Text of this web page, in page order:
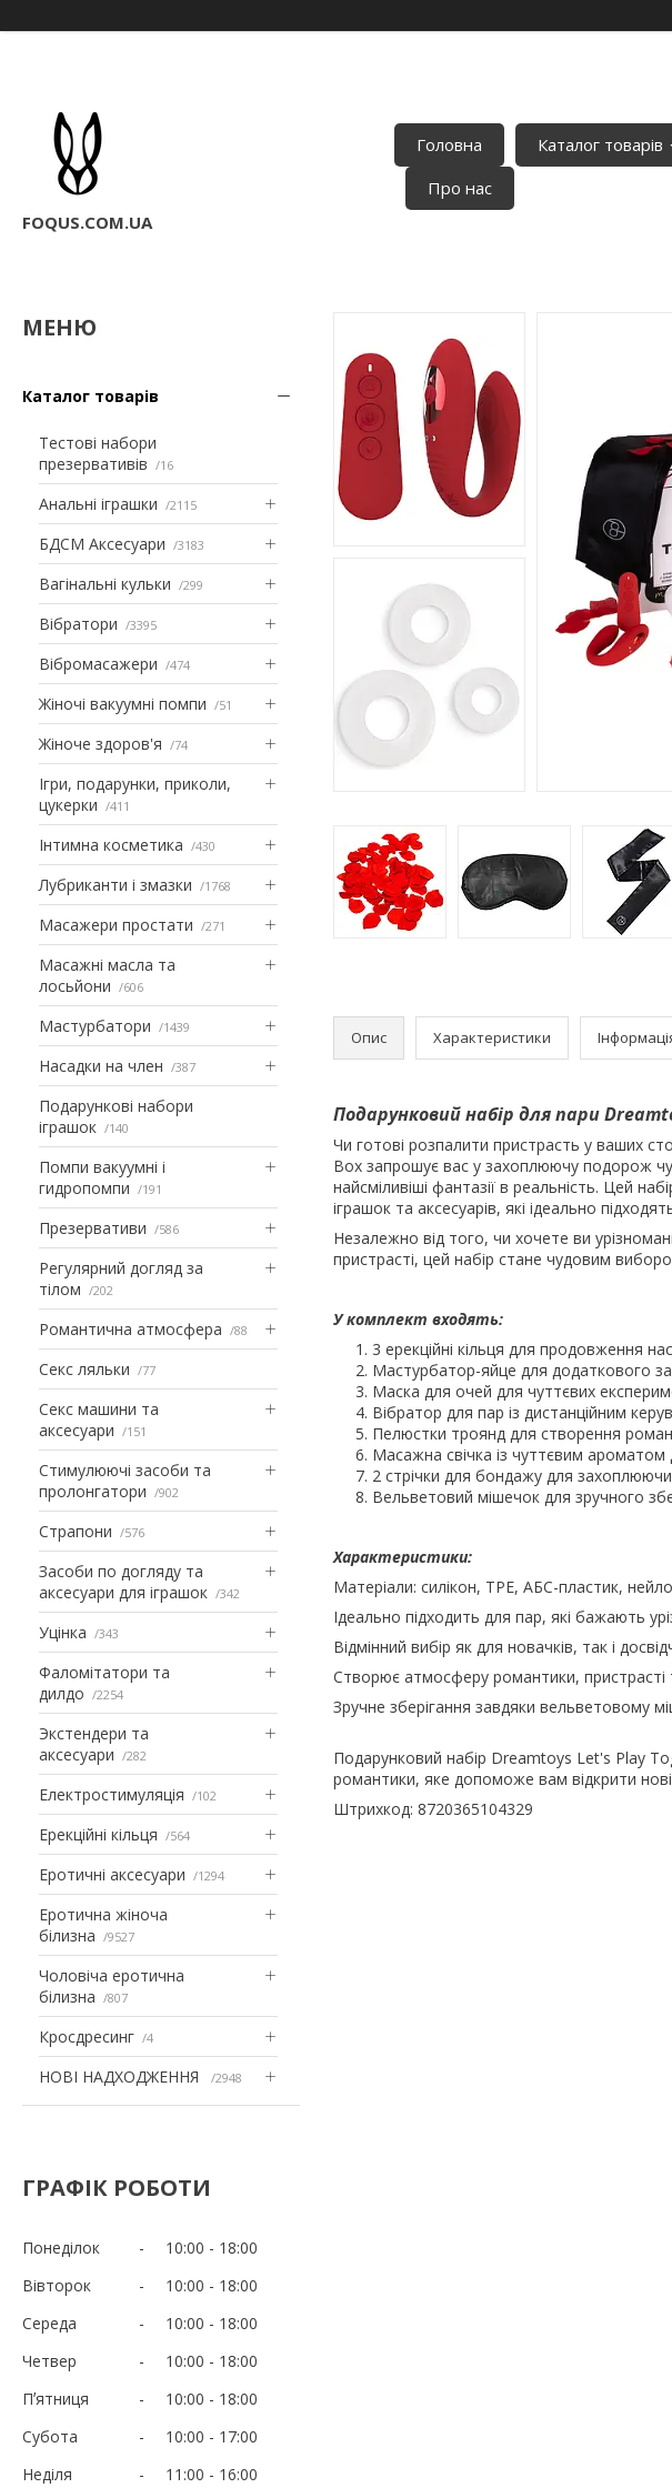
FOQUS.COM.UA
Головна Каталог товарів
Про нас
Каталог товарів
Тестові набори
презервативів
16
Анальні іграшки 2115
БДСМ Аксесуари 3183
Вагінальні кульки 299
Вібратори 3395
Вібромасажери 474
Жіночі вакуумні помпи 51
Жіноче здоров'я 74
Ігри, подарунки, приколи,
цукерки
411
Інтимна косметика 430
Лубриканти і змазки 1768
Масажери простати 271
Масажні масла та
лосьйони
606
Мастурбатори 1439
Насадки на член 387
Подарункові набори
іграшок
140
Помпи вакуумні і
гидропомпи
191
Презервативи 586
Регулярний догляд за
тілом
202
Романтична атмосфера 88
Секс ляльки 77
Секс машини та
аксесуари
151
Стимулюючі засоби та
пролонгатори
902
Страпони 576
Засоби по догляду та
аксесуари для іграшок
342
Уцінка 343
Фаломітатори та
дилдо
2254
Экстендери та
аксесуари
282
Електростимуляція 102
Ерекційні кільця 564
Еротичні аксесуари 1294
Еротична жіноча
білизна
9527
Чоловіча еротична
білизна
807
Кросдресинг 4
НОВІ НАДХОДЖЕННЯ 2948
ГРАФІК РОБОТИ
Понеділок 10:00
18:00
Вівторок
10:00
18:00
Середа
10:00
18:00
Четвер
10:00
18:00
Пʼятниця
10:00
18:00
Субота
10:00
17:00
Неділя
11:00 16:00
Опис Характеристики
Подарунковий набір для пари
Чи готові розпалити пристрасть у ваших
Box запрошує вас у захоплюючу подорож
найсміливіші фантазії в реальність. Цей
іграшок та аксесуарів, які ідеально
Незалежно від того, чи хочете ви
пристрасті, цей набір стане чудовим
У комплект входять:
3 ерекційні кільця для продовження
Мастурбатор-яйце для додаткового
Маска для очей для чуттєвих
Вібратор для пар із дистанційним
Пелюстки троянд для створення
Масажна свічка із чуттєвим
2 стрічки для бондажу для
Вельветовий мішечок для зручного
Характеристики:
Матеріали: силікон, TPE, АБС-пластик,
Ідеально підходить для пар, які бажають
Відмінний вибір як для новачків, так і
Створює атмосферу романтики, пристрасті
Зручне зберігання завдяки вельветовому
Подарунковий набір Dreamtoys Let's Play
романтики, яке допоможе вам відкрити
Штрихкод: 8720365104329